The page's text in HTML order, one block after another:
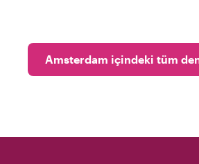
Amsterdam içindeki tüm